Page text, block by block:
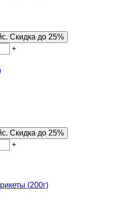
Скидка до 25%
+
Скидка до 25%
+
(200г)